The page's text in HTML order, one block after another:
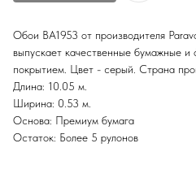
Обои BA1953 от производителя
выпускает качественные бумажные
покрытием. Цвет - серый. Страна
Длина: 10.05 м.
Ширина: 0.53 м.
Основа: Премиум бумага
Остаток: Более 5 рулонов